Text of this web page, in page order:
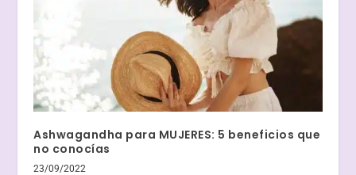
Ashwagandha para MUJERES: 5 beneficios que
no conocías
23/09/2022